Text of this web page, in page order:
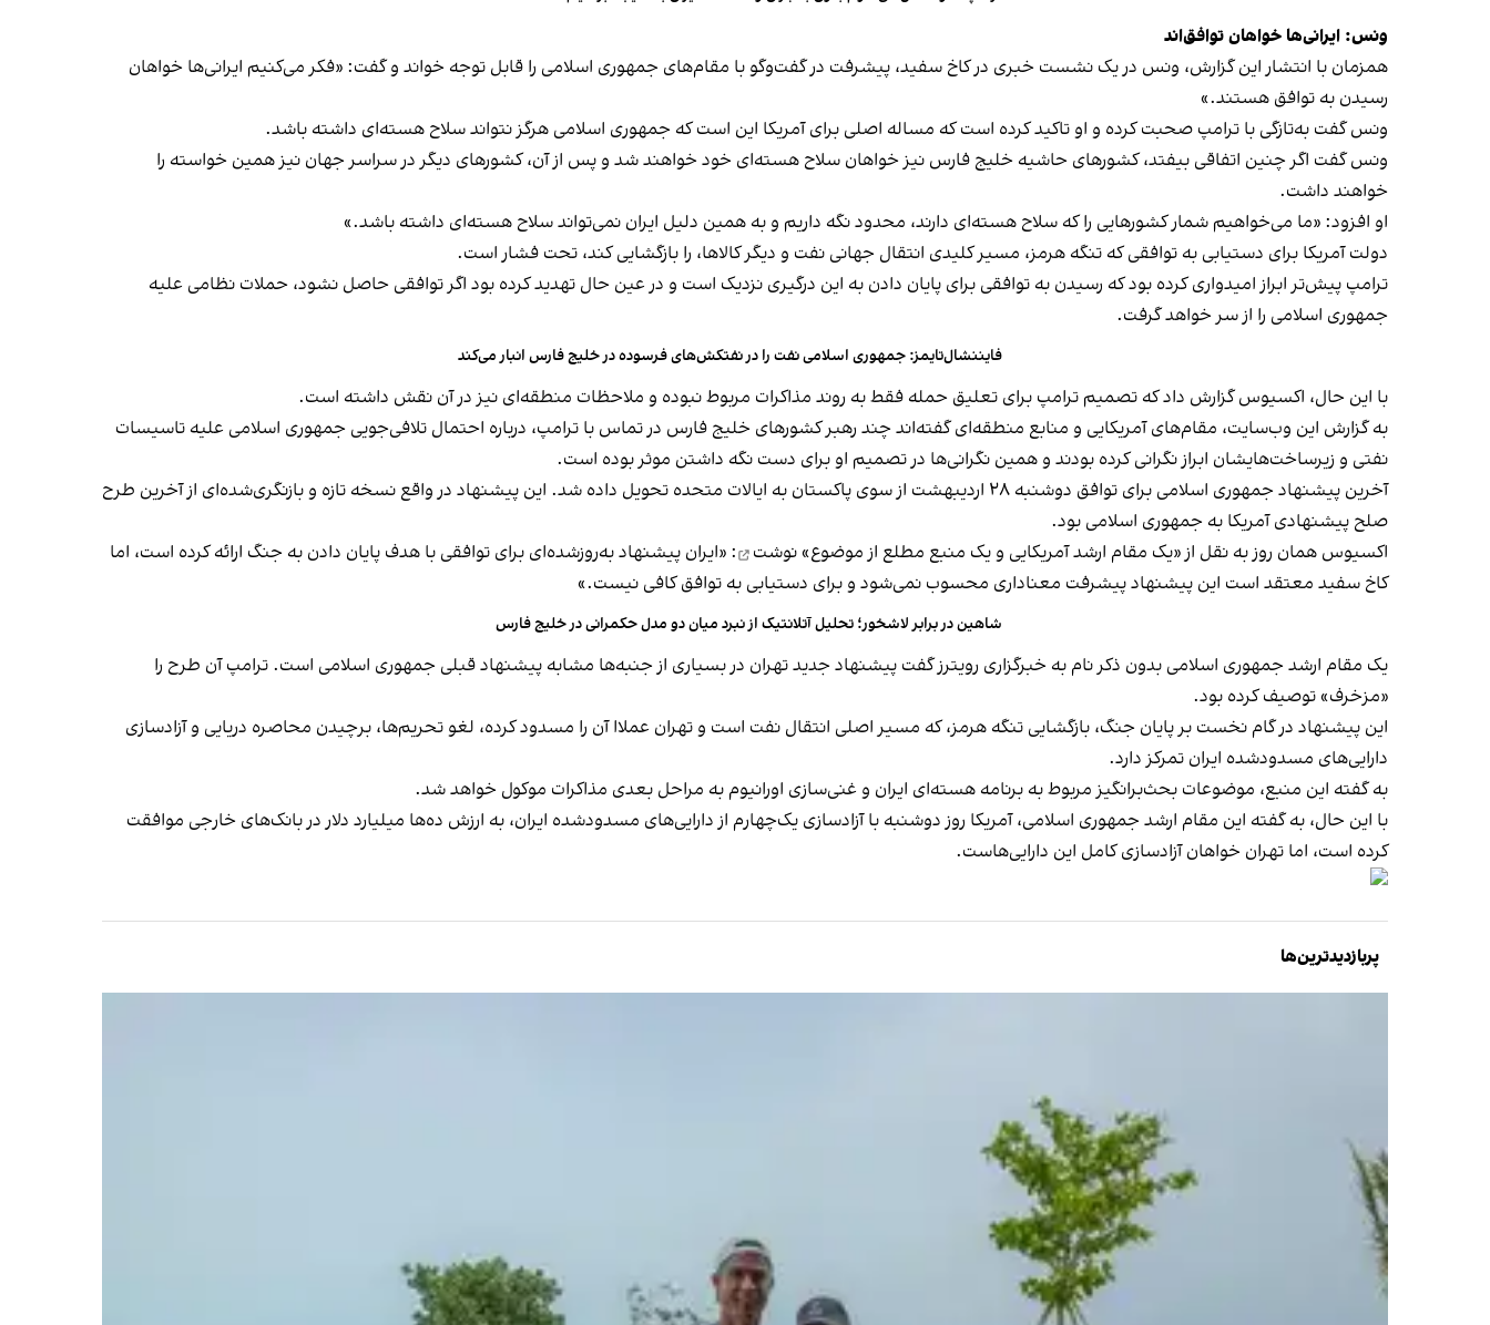
ونس: ایرانی‌ها خواهان توافق‌اند
همزمان با انتشار این گزارش، ونس در یک نشست خبری در کاخ سفید، پیشرفت در گفت‌وگو با مقام‌های جمهوری اسلامی را قابل توجه خواند و گفت: «فکر می‌کنیم ایرانی‌ها خواهان
رسیدن به توافق هستند.»
ونس گفت به‌تازگی با ترامپ صحبت کرده و او تاکید کرده است که مساله اصلی برای آمریکا این است که جمهوری اسلامی هرگز نتواند سلاح هسته‌ای داشته باشد.
ونس گفت اگر چنین اتفاقی بیفتد، کشورهای حاشیه خلیج فارس نیز خواهان سلاح هسته‌ای خود خواهند شد و پس از آن، کشورهای دیگر در سراسر جهان نیز همین خواسته را
خواهند داشت.
او افزود: «ما می‌خواهیم شمار کشورهایی را که سلاح هسته‌ای دارند، محدود نگه داریم و به همین دلیل ایران نمی‌تواند سلاح هسته‌ای داشته باشد.»
دولت آمریکا برای دستیابی به توافقی که تنگه هرمز، مسیر کلیدی انتقال جهانی نفت و دیگر کالاها، را بازگشایی کند، تحت فشار است.
ترامپ پیش‌تر ابراز امیدواری کرده بود که رسیدن به توافقی برای پایان دادن به این درگیری نزدیک است و در عین حال تهدید کرده بود اگر توافقی حاصل نشود، حملات نظامی علیه
جمهوری اسلامی را از سر خواهد گرفت.
فایننشال‌تایمز: جمهوری اسلامی نفت را در نفتکش‌های فرسوده در خلیج فارس انبار می‌کند
با این حال، اکسیوس گزارش داد که تصمیم ترامپ برای تعلیق حمله فقط به روند مذاکرات مربوط نبوده و ملاحظات منطقه‌ای نیز در آن نقش داشته است.
به گزارش این وب‌سایت، مقام‌های آمریکایی و منابع منطقه‌ای گفته‌اند چند رهبر کشورهای خلیج فارس در تماس با ترامپ، درباره احتمال تلافی‌جویی جمهوری اسلامی علیه تاسیسات
نفتی و زیرساخت‌هایشان ابراز نگرانی کرده بودند و همین نگرانی‌ها در تصمیم او برای دست نگه داشتن موثر بوده است.
آخرین پیشنهاد جمهوری اسلامی برای توافق دوشنبه ۲۸ اردیبهشت از سوی پاکستان به ایالات متحده تحویل داده شد. این پیشنهاد در واقع نسخه تازه و بازنگری‌شده‌ای از آخرین طرح
صلح پیشنهادی آمریکا به جمهوری اسلامی بود.
اکسیوس همان روز به نقل از «یک مقام ارشد آمریکایی و یک منبع مطلع از موضوع»نوشت
: «ایران پیشنهاد به‌روزشده‌ای برای توافقی با هدف پایان دادن به جنگ ارائه کرده است، اما
کاخ سفید معتقد است این پیشنهاد پیشرفت معناداری محسوب نمی‌شود و برای دستیابی به توافق کافی نیست.»
شاهین در برابر لاشخور؛ تحلیل آتلانتیک از نبرد میان دو مدل حکمرانی در خلیج فارس
یک مقام ارشد جمهوری اسلامی بدون ذکر نام به خبرگزاری رویترز گفت پیشنهاد جدید تهران در بسیاری از جنبه‌ها مشابه پیشنهاد قبلی جمهوری اسلامی است. ترامپ آن طرح را
«مزخرف» توصیف کرده بود.
این پیشنهاد در گام نخست بر پایان جنگ، بازگشایی تنگه هرمز، که مسیر اصلی انتقال نفت است و تهران عملاا آن را مسدود کرده، لغو تحریم‌ها،‌ برچیدن محاصره دریایی و آزادسازی
دارایی‌های مسدودشده ایران تمرکز دارد.
به گفته این منبع، موضوعات بحث‌برانگیز مربوط به برنامه هسته‌ای ایران و غنی‌سازی اورانیوم به مراحل بعدی مذاکرات موکول خواهد شد.
با این حال، به گفته این مقام ارشد جمهوری اسلامی، آمریکا روز دوشنبه با آزادسازی یک‌چهارم از دارایی‌های مسدودشده ایران، به ارزش ده‌ها میلیارد دلار در بانک‌های خارجی موافقت
کرده است، اما تهران خواهان آزادسازی کامل این دارایی‌هاست.
پربازدیدترین‌ها